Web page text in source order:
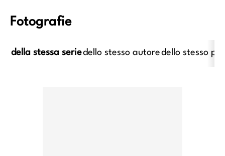
Fotografie
della stessa seriedello stesso autoredello stesso